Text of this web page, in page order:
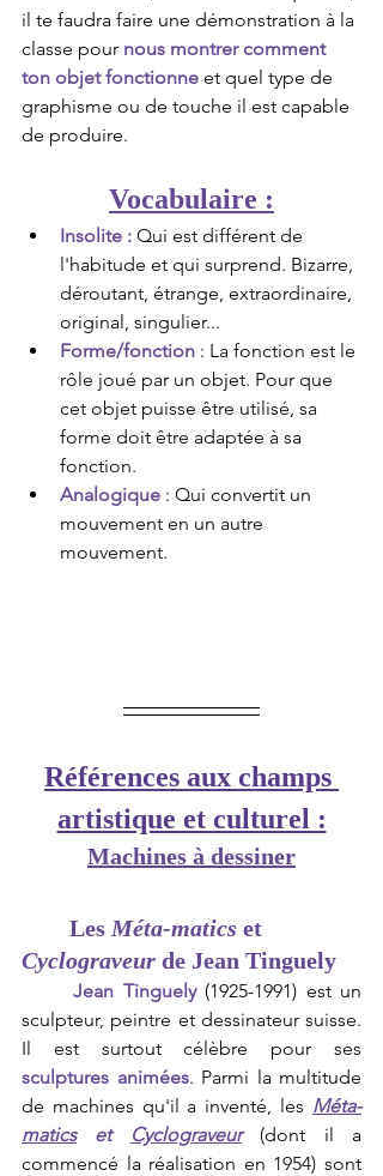
il te faudra faire une démonstration à la
classe pour nous montrer comment
ton objet fonctionne et quel type de
graphisme ou de touche il est capable
de produire.
Vocabulaire :
Insolite : Qui est différent de
l'habitude et qui surprend. Bizarre,
déroutant, étrange, extraordinaire,
original, singulier...
Forme/fonction : La fonction est le
rôle joué par un objet. Pour que
cet objet puisse être utilisé, sa
forme doit être adaptée à sa
fonction.
Analogique : Qui convertit un
mouvement en un autre
mouvement.
Références aux champs
artistique et culturel :
Machines à dessiner
Les Méta-matics et
Cyclograveur de Jean Tinguely
Jean Tinguely (1925-1991) est un
sculpteur, peintre et dessinateur suisse.
sculptures animées. Parmi la multitude
de machines qu'il a inventé, les Méta-
matics et Cyclograveur
(dont il a
commencé la réalisation en 1954) sont